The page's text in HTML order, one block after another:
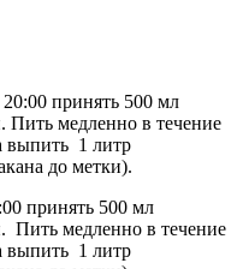
принять 500 мл
Пить медленно в течение
выпить 1 литр
до метки).
принять 500 мл
Пить медленно в течение
выпить 1 литр